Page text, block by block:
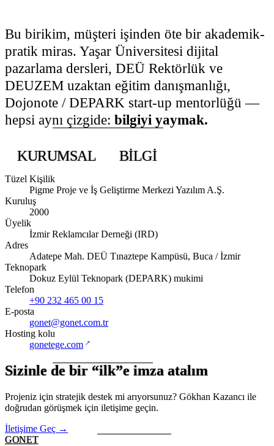
Bu birikim, müşteri işinden öte bir akademik-
pratik miras. Yaşar Üniversitesi dijital
pazarlama dersleri, DEÜ Rektörlük ve
DEUZEM uzaktan eğitim danışmanlığı,
Dojonote / DEPARK start-up mentorlüğü —
hepsi aynı çizgide: bilgiyi yaymak.
KURUMSAL BILGI
Tüzel Kişilik
Pigme Proje ve İş Geliştirme Merkezi Yazılım A.Ş.
Kuruluş
2000
Üyelik
İzmir Reklamcılar Derneği (IRD)
Adres
Adatepe Mah. DEÜ Tınaztepe Kampüsü, Buca / İzmir
Teknopark
Dokuz Eylül Teknopark (DEPARK) mukimi
Telefon
+90 232 465 00 15
E-posta
gonet@gonet.com.tr
Hosting kolu
gonetege.com(yeni sekmede açılır)
Sizinle de bir “ilk”e imza atalım
Projeniz için stratejik destek mi arıyorsunuz? Gökhan Kazancı ile
doğrudan görüşmek için iletişime geçin.
İletişime Geç →
GONET